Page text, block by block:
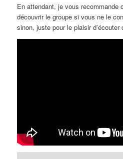
En attendant, je vous recommande
découvrir le groupe si vous ne le
sinon, juste pour le plaisir d’écouter